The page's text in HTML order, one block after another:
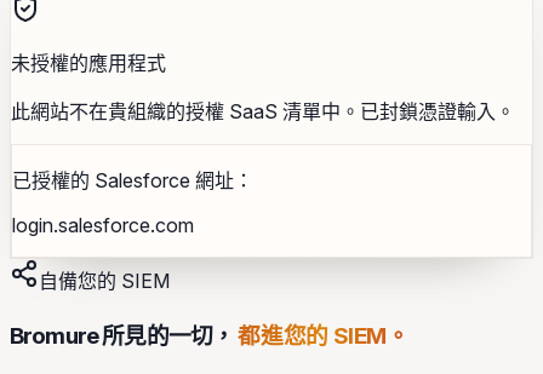
未授權的應用程式
此網站不在貴組織的授權 SaaS 清單中。已封鎖憑證輸入。
已授權的 Salesforce 網址：
login.salesforce.com
自備您的 SIEM
Bromure 所見的一切， 都進您的 SIEM。